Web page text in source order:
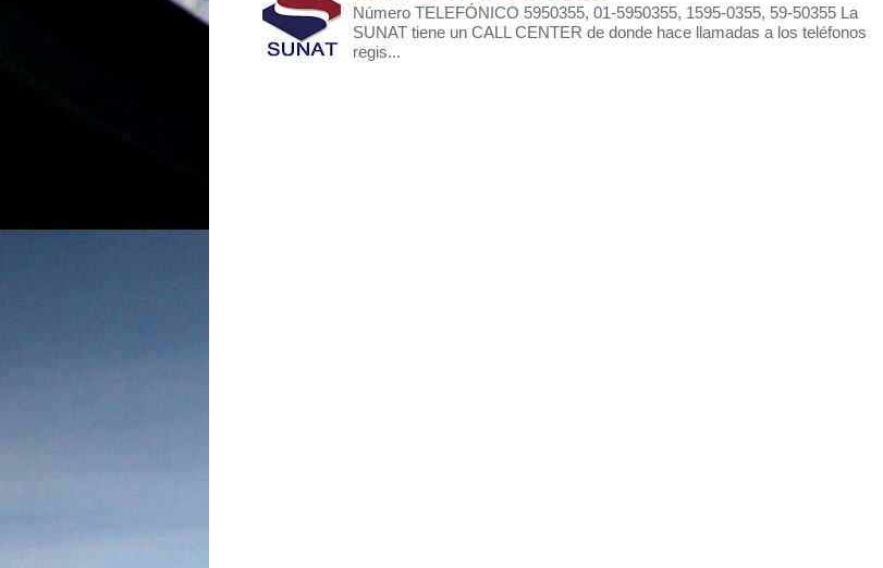
Número TELEFÓNICO 5950355, 01-5950355, 1595-0355, 59-50355 La
SUNAT tiene un CALL CENTER de donde hace llamadas a los teléfonos
regis...